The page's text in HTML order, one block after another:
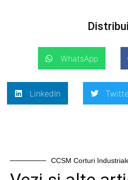
WhatsApp
LinkedIn
CCSM Corturi